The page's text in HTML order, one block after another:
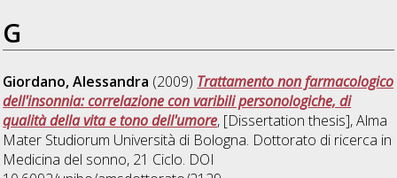
G
Giordano, Alessandra (2009) Trattamento non farmacologico
dell'insonnia: correlazione con varibili personologiche, di
qualità della vita e tono dell'umore, [Dissertation thesis], Alma
Mater Studiorum Università di Bologna. Dottorato di ricerca in
Medicina del sonno, 21 Ciclo. DOI